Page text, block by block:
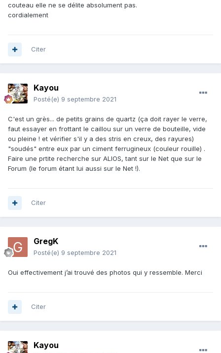
couteau elle ne se délite absolument pas.
cordialement
Citer
Kayou
Posté(e) 9 septembre 2021
C'est un grès... de petits grains de quartz (ça doit rayer le verre,
faut essayer en frottant le caillou sur un verre de bouteille, vide
ou pleine ! et vérifier s'il y a des stris en creux, des rayures)
"soudés" entre eux par un ciment ferrugineux (couleur rouille) .
Faire une prtite recherche sur ALIOS, tant sur le Net que sur le
Forum (le forum étant lui aussi sur le Net !).
Citer
GregK
Posté(e) 9 septembre 2021
Oui effectivement j’ai trouvé des photos qui y ressemble. Merci
Citer
Kayou